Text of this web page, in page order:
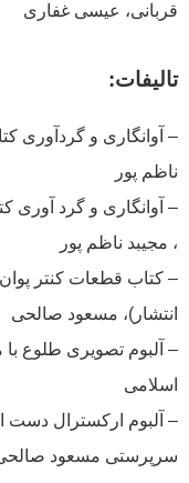
قربانی، عیسی غفاری
تالیفات:
– آوانگاری و گردآوری
ناظم پور
– آوانگاری و گرد آوری
، مجیبد ناظم پور
– کتاب قطعات کنتر
انتشار)، مسعود صالحی
– آلبوم تصویری طلوع
اسلامی
– آلبوم ارکسترال دست
سرپرستی مسعود صالحی